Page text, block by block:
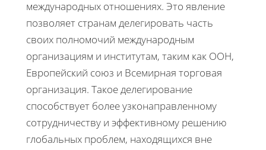
международных отношениях. Это явление
позволяет странам делегировать часть
своих полномочий международным
организациям и институтам, таким как ООН,
Европейский союз и Всемирная торговая
организация. Такое делегирование
способствует более узконаправленному
сотрудничеству и эффективному решению
глобальных проблем, находящихся вне